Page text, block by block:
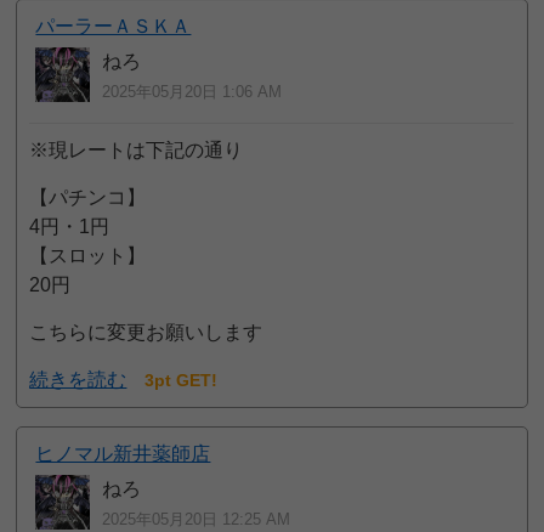
パーラーＡＳＫＡ
ねろ
2025年05月20日 1:06 AM
※現レートは下記の通り
【パチンコ】
4円・1円
【スロット】
20円
こちらに変更お願いします
続きを読む 3pt GET!
ヒノマル新井薬師店
ねろ
2025年05月20日 12:25 AM